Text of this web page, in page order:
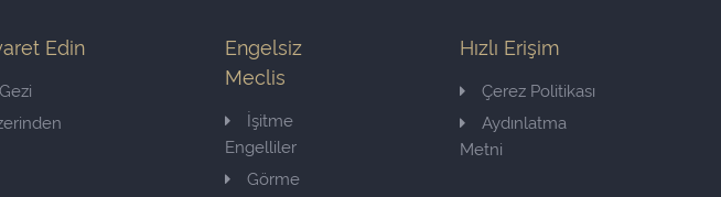
Edin
Engelsiz
Meclis
İşitme
Engelliler
Görme
Hızlı Erişim
Çerez Politikası
Aydınlatma
Metni